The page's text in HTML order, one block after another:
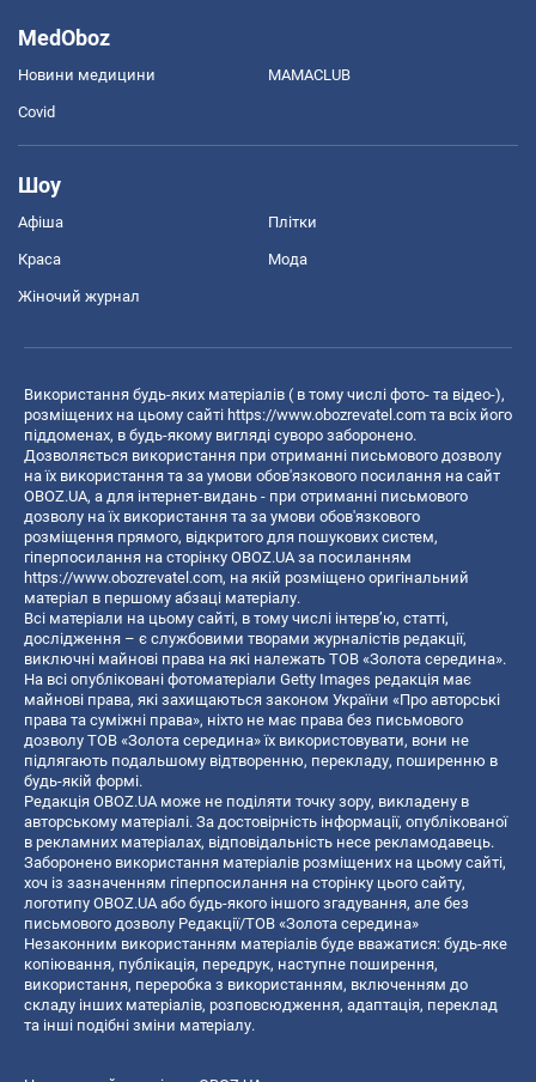
MedOboz
Новини медицини MAMACLUB
Covid
Шоу
Афіша Плітки
Краса Мода
Жіночий журнал
Використання будь-яких матеріалів ( в тому числі фото- та відео-),
розміщених на цьому сайті https://www.obozrevatel.com та всіх його
піддоменах, в будь-якому вигляді суворо заборонено.
Дозволяється використання при отриманні письмового дозволу
на їх використання та за умови обов'язкового посилання на сайт
OBOZ.UA, а для інтернет-видань - при отриманні письмового
дозволу на їх використання та за умови обов'язкового
розміщення прямого, відкритого для пошукових систем,
гіперпосилання на сторінку OBOZ.UA за посиланням
https://www.obozrevatel.com, на якій розміщено оригінальний
матеріал в першому абзаці матеріалу.
Всі матеріали на цьому сайті, в тому числі інтерв’ю, статті,
дослідження – є службовими творами журналістів редакції,
виключні майнові права на які належать ТОВ «Золота середина».
На всі опубліковані фотоматеріали Getty Images редакція має
майнові права, які захищаються законом України «Про авторські
права та суміжні права», ніхто не має права без письмового
дозволу ТОВ «Золота середина» їх використовувати, вони не
підлягають подальшому відтворенню, перекладу, поширенню в
будь-якій формі.
Редакція OBOZ.UA може не поділяти точку зору, викладену в
авторському матеріалі. За достовірність інформації, опублікованої
в рекламних матеріалах, відповідальність несе рекламодавець.
Заборонено використання матеріалів розміщених на цьому сайті,
хоч із зазначенням гіперпосилання на сторінку цього сайту,
логотипу OBOZ.UA або будь-якого іншого згадування, але без
письмового дозволу Редакції/ТОВ «Золота середина»
Незаконним використанням матеріалів буде вважатися: будь-яке
копiювання, публiкацiя, передрук, наступне поширення,
використання, переробка з використанням, включенням до
складу інших матеріалів, розповсюдження, адаптація, переклад
та інші подібні зміни матеріалу.